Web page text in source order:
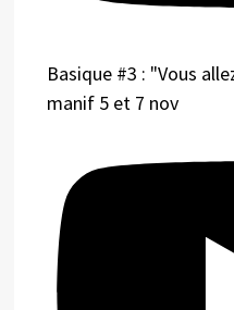
Basique #3 : "Vous
manif 5 et 7 nov